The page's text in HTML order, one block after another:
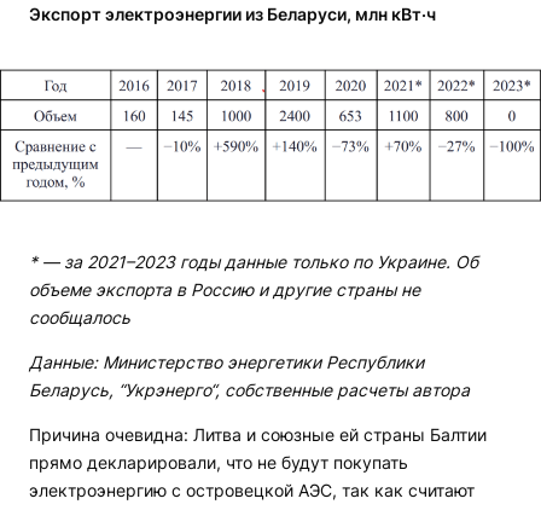
Экспорт электроэнергии из Беларуси, млн кВт·ч
* — за 2021–2023 годы данные только по Украине. Об
объеме экспорта в Россию и другие страны не
сообщалось
Данные: Министерство энергетики Республики
Беларусь, “Укрэнерго“, собственные расчеты автора
Причина очевидна: Литва и союзные ей страны Балтии
прямо декларировали, что не будут покупать
электроэнергию с островецкой АЭС, так как считают